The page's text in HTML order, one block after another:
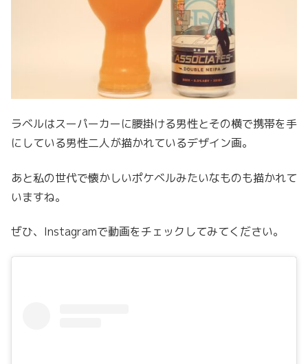
ラベルはスーパーカーに腰掛ける男性とその横で携帯を手
にしている男性二人が描かれているデザイン画。
あと私の世代で懐かしいポケベルみたいなものも描かれて
いますね。
ぜひ、Instagramで動画をチェックしてみてください。